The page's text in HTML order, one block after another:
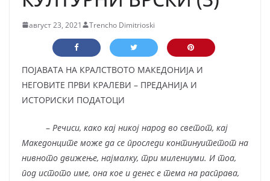
август 23, 2021 Trencho Dimitrioski
ПОЈАВАТА НА КРАЛСТВОТО МАКЕДОНИЈА И
НЕГОВИТЕ ПРВИ КРАЛЕВИ – ПРЕДАНИЈА И
ИСТОРИСКИ ПОДАТОЦИ
– Речиси, како кај никој народ во светот, кај
Македонците може да се проследи континуитетот на
нивното движење, најмалку, три милениуми. И тоа,
под истото име, она кое и денес е тема на расправа,